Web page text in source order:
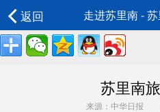
返回 走进苏里南 -
苏里南
来源：中华日